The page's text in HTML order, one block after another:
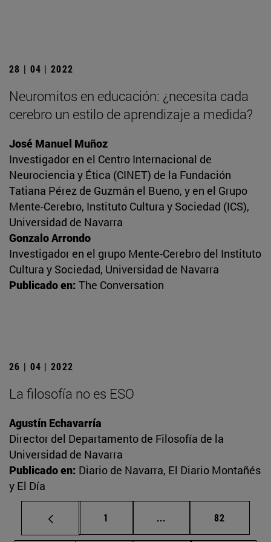
28 | 04 | 2022
Neuromitos en educación: ¿necesita cada
cerebro un estilo de aprendizaje a medida?
José Manuel Muñoz
Investigador en el Centro Internacional de
Neurociencia y Ética (CINET) de la Fundación
Tatiana Pérez de Guzmán el Bueno, y en el Grupo
Mente-Cerebro, Instituto Cultura y Sociedad (ICS),
Universidad de Navarra
Gonzalo Arrondo
Investigador en el grupo Mente-Cerebro del Instituto
Cultura y Sociedad, Universidad de Navarra
Publicado en: The Conversation
26 | 04 | 2022
La filosofía no es ESO
Agustín Echavarría
Director del Departamento de Filosofía de la
Universidad de Navarra
Publicado en: Diario de Navarra, El Diario Montañés
y El Día
Página
1 ... Páginas intermedias
Página
82